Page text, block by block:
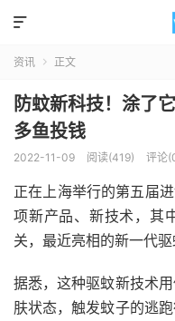

资讯  正文
防蚊新科技！涂了
多鱼投钱
2022-11-09 阅读(419) 评论
正在上海举行的第五届
项新产品、新技术，其
关，最近亮相的新一代驱
据悉，这种驱蚊新技术
肤状态，触发蚊子的逃